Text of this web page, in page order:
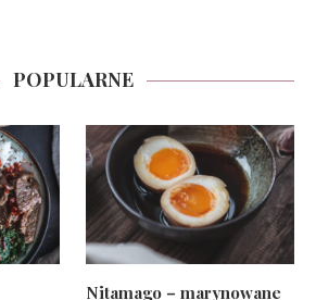
POPULARNE
Nitamago – marynowane